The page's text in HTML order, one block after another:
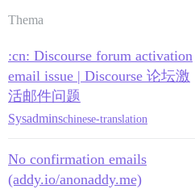
Thema
:cn: Discourse forum activation
email issue | Discourse 论坛激
活邮件问题
Sysadminschinese-translation
No confirmation emails
(addy.io/anonaddy.me)